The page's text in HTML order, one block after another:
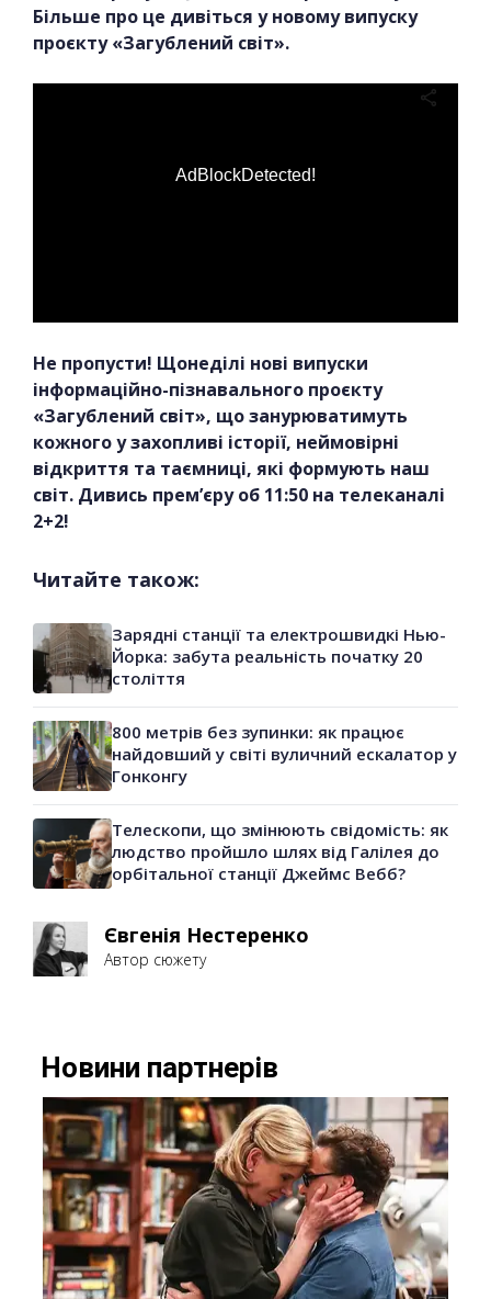
Більше про це дивіться у новому випуску
проєкту «Загублений світ».
AdBlockDetected!
Не пропусти! Щонеділі нові випуски
інформаційно-пізнавального проєкту
«Загублений світ», що занурюватимуть
кожного у захопливі історії, неймовірні
відкриття та таємниці, які формують наш
світ. Дивись прем’єру об 11:50 на телеканалі
2+2!
Читайте також:
Зарядні станції та електрошвидкі Нью-
Йорка: забута реальність початку 20
століття
800 метрів без зупинки: як працює
найдовший у світі вуличний ескалатор у
Гонконгу
Телескопи, що змінюють свідомість: як
людство пройшло шлях від Галілея до
орбітальної станції Джеймс Вебб?
Євгенія Нестеренко
Автор сюжету